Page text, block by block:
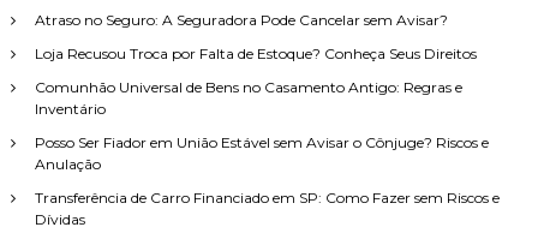
Atraso no Seguro: A Seguradora Pode Cancelar sem Avisar?
Loja Recusou Troca por Falta de Estoque? Conheça Seus Direitos
Comunhão Universal de Bens no Casamento Antigo: Regras e
Inventário
Posso Ser Fiador em União Estável sem Avisar o Cônjuge? Riscos e
Anulação
Transferência de Carro Financiado em SP: Como Fazer sem Riscos e
Dívidas